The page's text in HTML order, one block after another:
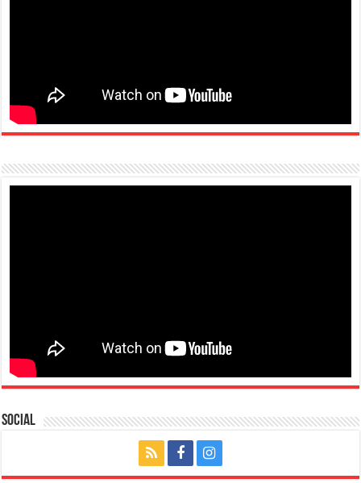
Social